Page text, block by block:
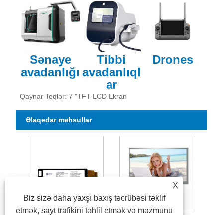
Sənaye
avadanlığı
Tibbi
avadanlıql
ar
Drones
Qaynar Teqlər: 7 "TFT LCD Ekran
Əlaqədar məhsullar
X
Biz sizə daha yaxşı baxış təcrübəsi təklif
etmək, sayt trafikini təhlil etmək və məzmunu